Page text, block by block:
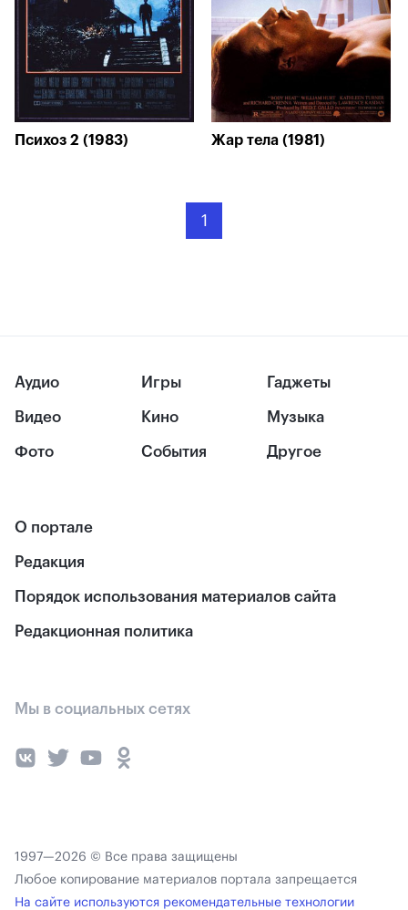
Психоз 2 (1983) Жар тела (1981)
1
Аудио
Видео
Фото
Игры
Кино
События
Гаджеты
Музыка
Другое
О портале
Редакция
Порядок использования материалов сайта
Редакционная политика
Мы в социальных сетях
1997—2026 © Все права защищены
Любое копирование материалов портала запрещается
На сайте используются рекомендательные технологии